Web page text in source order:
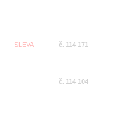
SLEVA č. 114 171
č. 114 104